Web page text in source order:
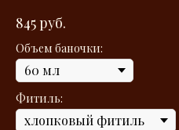
845руб.
Объем баночки:
Фитиль: